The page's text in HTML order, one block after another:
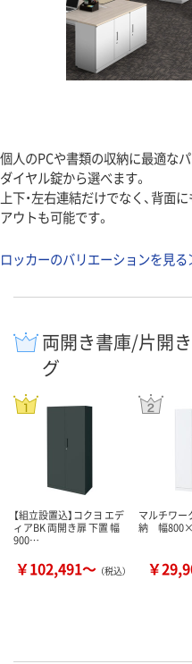
個人のPCや書類の収納に最適な
ダイヤル錠から選べます。
上下・左右連結だけでなく、背面
アウトも可能です。
ロッカーのバリエーションを見る
両開き書庫/片開
グ
【組立設置込】コクヨ エデ
ィアBK 両開き扉 下置 幅
900…
￥102,491～ （税込）
マルチワー
納 幅800×
￥